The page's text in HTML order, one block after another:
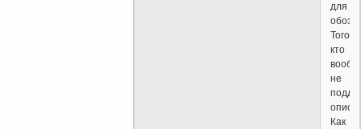
для
Того,
кто
не
Как